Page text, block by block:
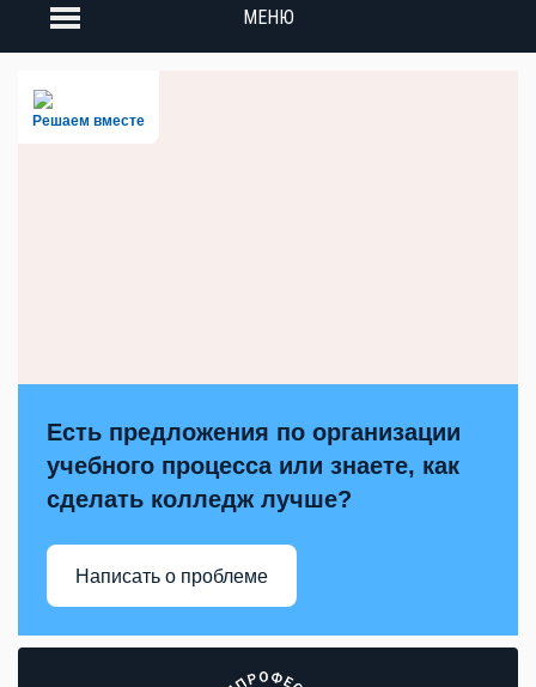
МЕНЮ
Решаем вместе
Есть предложения по организации
учебного процесса или знаете, как
сделать колледж лучше?
Написать о проблеме